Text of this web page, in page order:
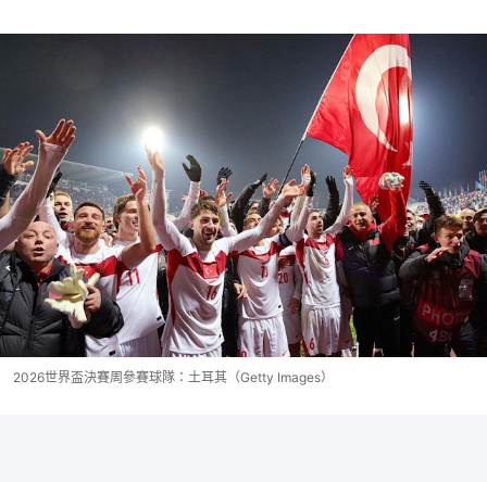
2026世界盃決賽周參賽球隊：土耳其（Getty Images）